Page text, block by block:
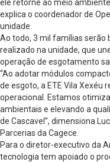
ele retorne ao meio
explica o coordenador de
unidade.
Ao todo, 3 mil famílias
realizado na unidade, que
operação de esgotamento
“Ao adotar módulos
de esgoto, a ETE Vila Xexéu
operacional. Estamos
ambientais e elevando a
de Cascavel”, dimensiona
Parcerias da Cagece.
Para o diretor-executivo da
tecnologia tem apoiado o